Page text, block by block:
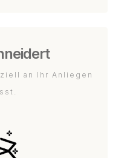
an Ihr Anliegen